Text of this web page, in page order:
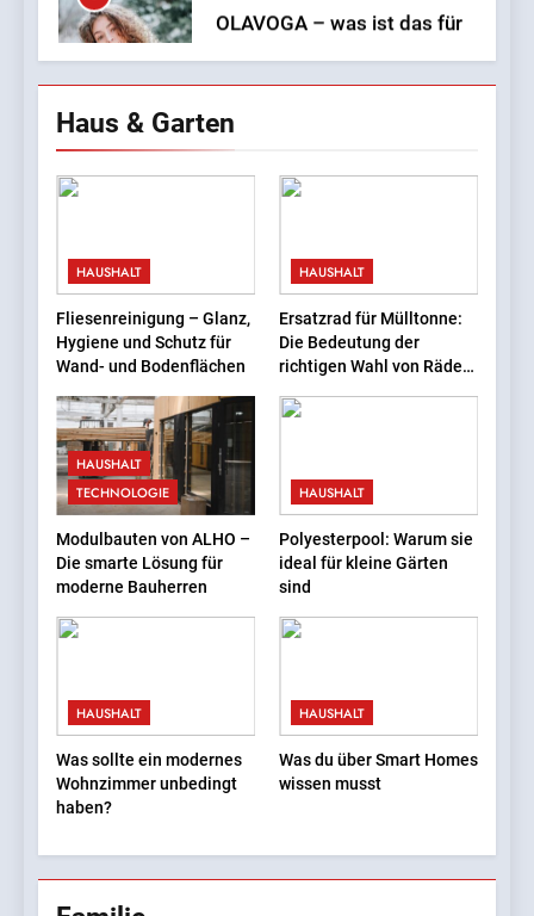
7
– wie geht man mit dem
Mangel an Nähe um?
LEBENSSTIL
wissen sollten
FAMILIE
1
InternetFame-Team:
‚Zugängliches Social-Media-
Wachstum ist kein Luxus
mehr — es ist eine
BUSINESS
2
Fotos, die überzeugen
BUSINESS
Fliesenreinigung – Glanz,
Hygiene und Schutz für
Wand- und Bodenflächen
HAUSHALT
4
Pflegeheim in Polen – eine
Haus & Garten
HAUSHALT
Fliesenreinigung – Glanz,
Hygiene und Schutz für
Wand- und Bodenflächen
HAUSHALT
Ersatzrad für Mülltonne:
Die Bedeutung der
richtigen Wahl von Rädern
Mülltonnentypen
HAUSHALT
TECHNOLOGIE
Modulbauten von ALHO –
Die smarte Lösung für
moderne Bauherren
HAUSHALT
Polyesterpool: Warum sie
ideal für kleine Gärten
sind
HAUSHALT
Was sollte ein modernes
Wohnzimmer unbedingt
haben?
HAUSHALT
Was du über Smart Homes
wissen musst